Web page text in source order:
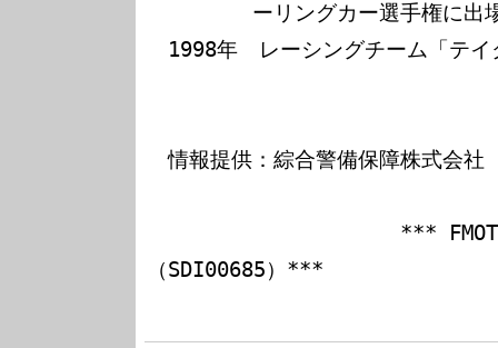
ーリングカー選手権に出
1998年　レーシングチーム「テイ
情報提供：綜合警備保障株式会社
*** FMOTOR4F
（SDI00685）***